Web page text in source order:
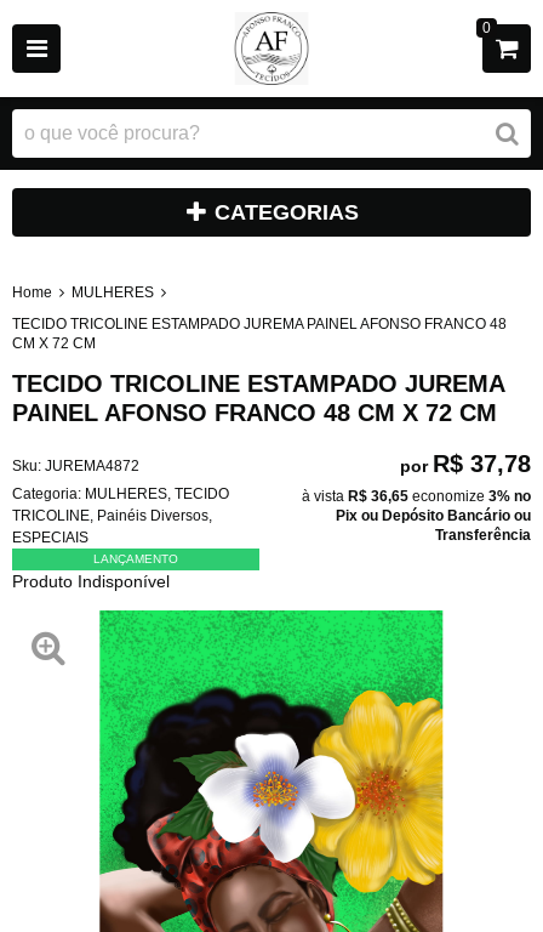
0
CATEGORIAS
Home
MULHERES
TECIDO TRICOLINE ESTAMPADO JUREMA PAINEL AFONSO FRANCO 48
CM X 72 CM
TECIDO TRICOLINE ESTAMPADO JUREMA
PAINEL AFONSO FRANCO 48 CM X 72 CM
Sku: JUREMA4872
Categoria: MULHERES TECIDO
TRICOLINE Painéis Diversos
ESPECIAIS
LANÇAMENTO
Produto Indisponível
por R$ 37,78
à vista R$ 36,65 economize 3% no
Pix ou Depósito Bancário ou
Transferência